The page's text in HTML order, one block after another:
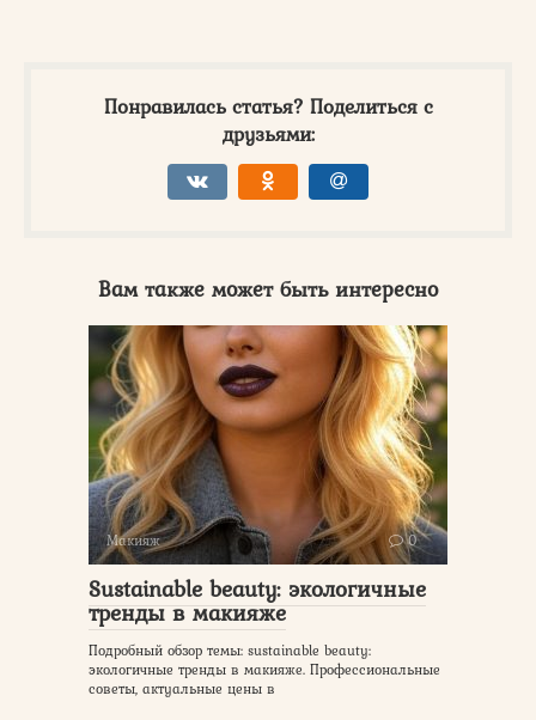
Понравилась статья? Поделиться с
друзьями:
Вам также может быть интересно
Макияж 0
Sustainable beauty: экологичные
тренды в макияже
Подробный обзор темы: sustainable beauty:
экологичные тренды в макияже. Профессиональные
советы, актуальные цены в